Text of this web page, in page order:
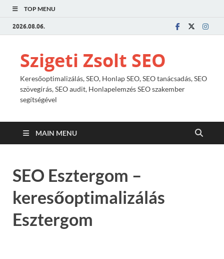
TOP MENU
2026.08.06.
Szigeti Zsolt SEO
Keresőoptimalizálás, SEO, Honlap SEO, SEO tanácsadás, SEO
szövegírás, SEO audit, Honlapelemzés SEO szakember
segítségével
MAIN MENU
SEO Esztergom –
keresőoptimalizálás
Esztergom